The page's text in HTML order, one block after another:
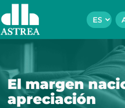
El margen
apreciación